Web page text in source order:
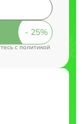
cполитикой